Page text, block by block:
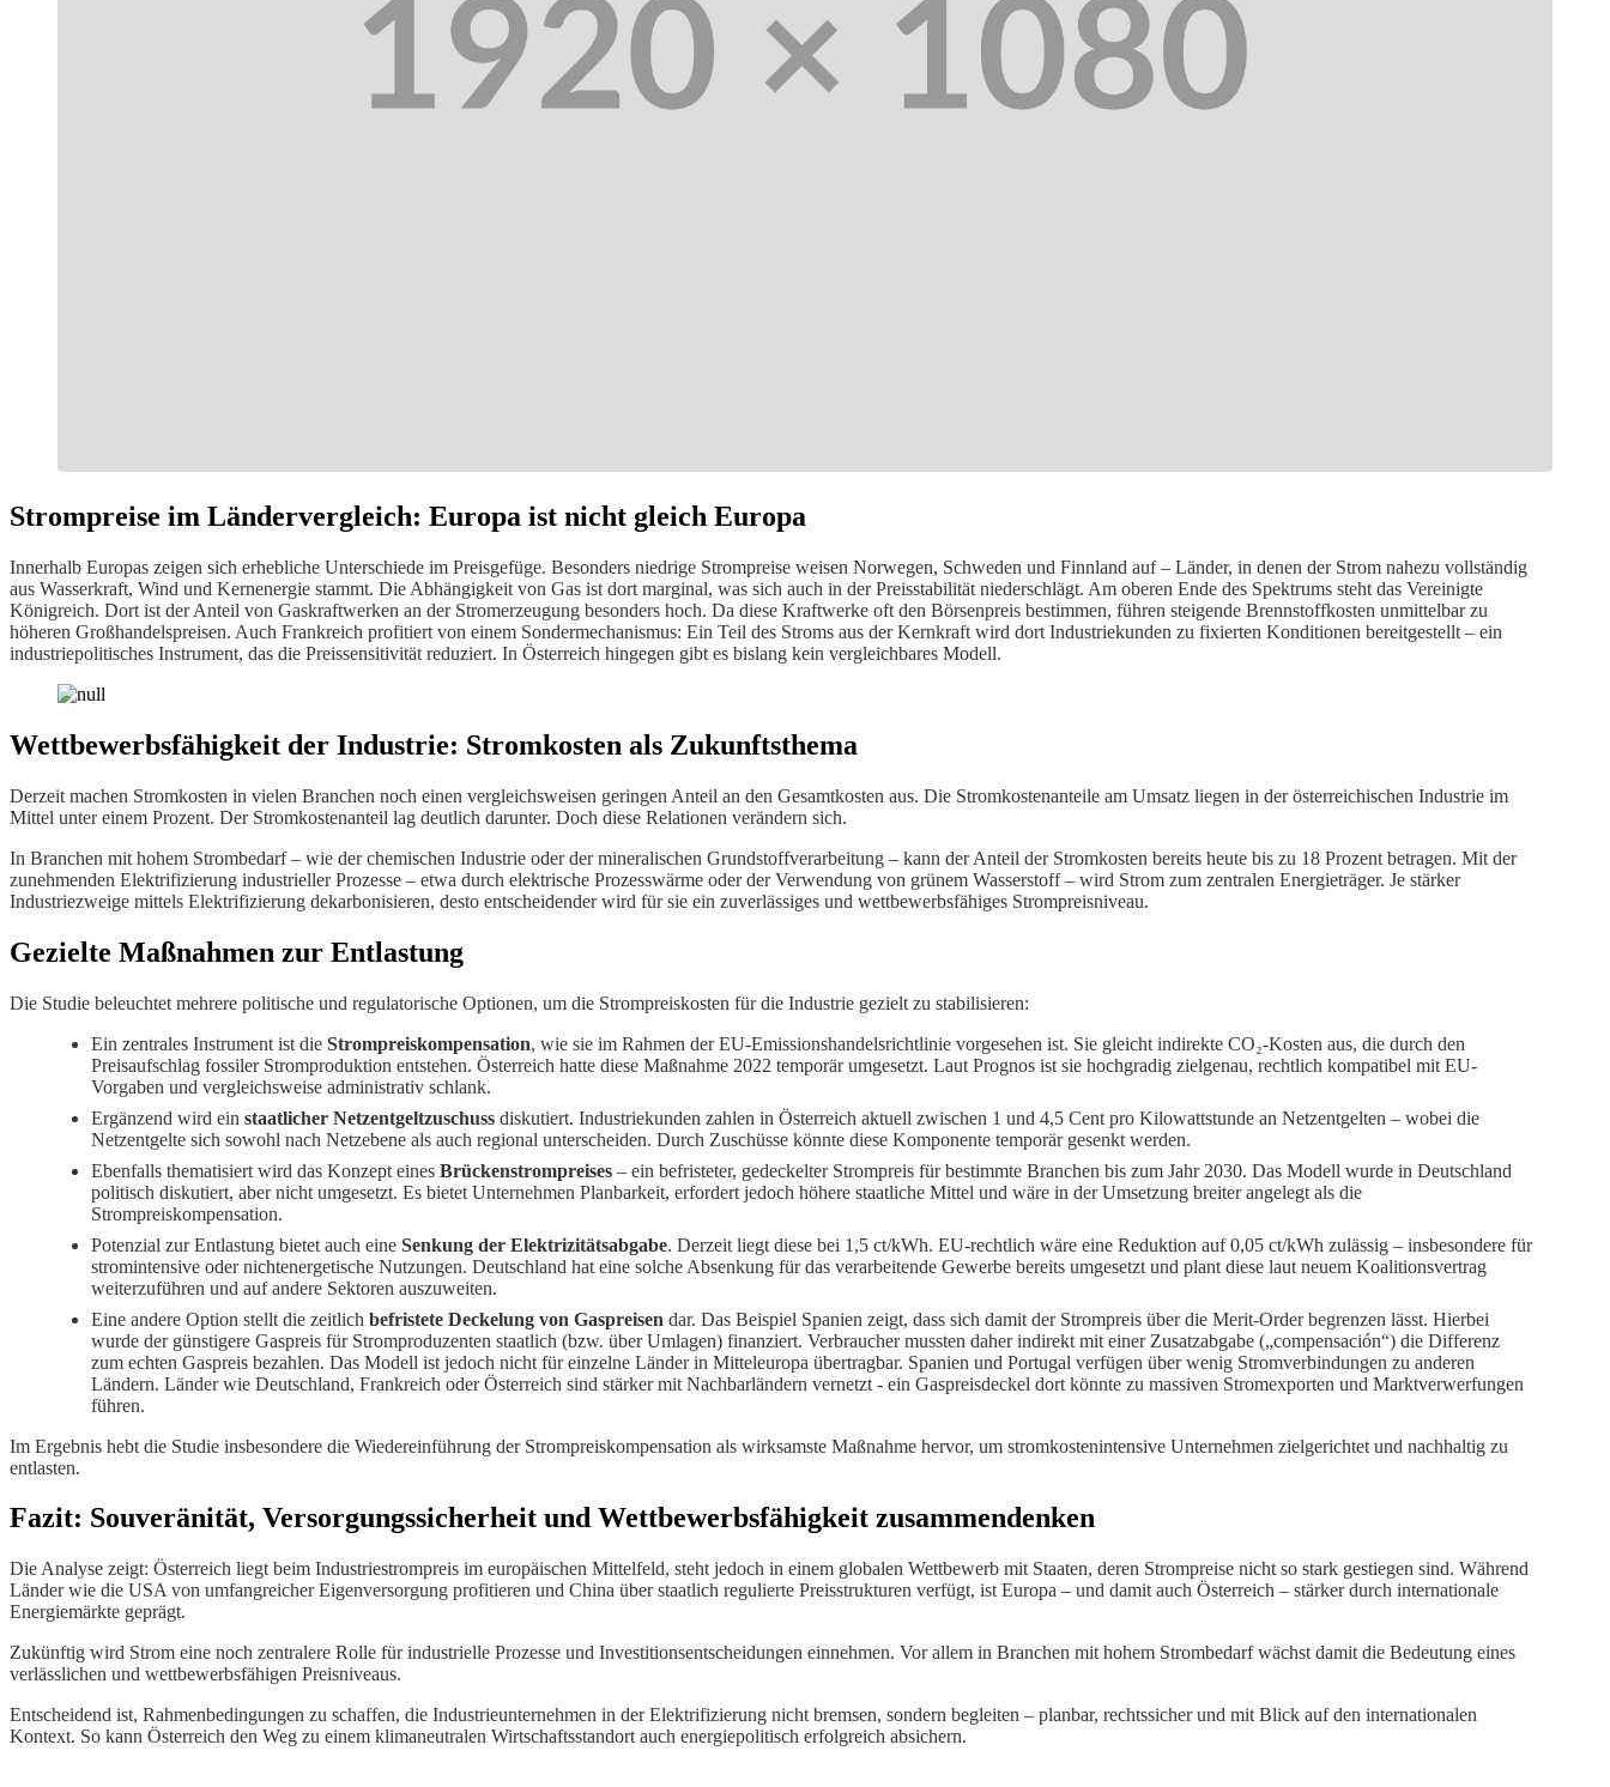
Strompreise im Ländervergleich: Europa ist nicht gleich Europa
Innerhalb Europas zeigen sich erhebliche Unterschiede im Preisgefüge. Besonders niedrige Strompreise weisen Norwegen, Schweden und Finnland auf – Länder, in denen der Strom nahezu vollständig
aus Wasserkraft, Wind und Kernenergie stammt. Die Abhängigkeit von Gas ist dort marginal, was sich auch in der Preisstabilität niederschlägt. Am oberen Ende des Spektrums steht das Vereinigte
Königreich. Dort ist der Anteil von Gaskraftwerken an der Stromerzeugung besonders hoch. Da diese Kraftwerke oft den Börsenpreis bestimmen, führen steigende Brennstoffkosten unmittelbar zu
höheren Großhandelspreisen. Auch Frankreich profitiert von einem Sondermechanismus: Ein Teil des Stroms aus der Kernkraft wird dort Industriekunden zu fixierten Konditionen bereitgestellt – ein
industriepolitisches Instrument, das die Preissensitivität reduziert. In Österreich hingegen gibt es bislang kein vergleichbares Modell.
Wettbewerbsfähigkeit der Industrie: Stromkosten als Zukunftsthema
Derzeit machen Stromkosten in vielen Branchen noch einen vergleichsweisen geringen Anteil an den Gesamtkosten aus. Die Stromkostenanteile am Umsatz liegen in der österreichischen Industrie im
Mittel unter einem Prozent. Der Stromkostenanteil lag deutlich darunter. Doch diese Relationen verändern sich.
In Branchen mit hohem Strombedarf – wie der chemischen Industrie oder der mineralischen Grundstoffverarbeitung – kann der Anteil der Stromkosten bereits heute bis zu 18 Prozent betragen. Mit der
zunehmenden Elektrifizierung industrieller Prozesse – etwa durch elektrische Prozesswärme oder der Verwendung von grünem Wasserstoff – wird Strom zum zentralen Energieträger. Je stärker
Industriezweige mittels Elektrifizierung dekarbonisieren, desto entscheidender wird für sie ein zuverlässiges und wettbewerbsfähiges Strompreisniveau.
Gezielte Maßnahmen zur Entlastung
Die Studie beleuchtet mehrere politische und regulatorische Optionen, um die Strompreiskosten für die Industrie gezielt zu stabilisieren:
Ein zentrales Instrument ist die Strompreiskompensation, wie sie im Rahmen der EU-Emissionshandelsrichtlinie vorgesehen ist. Sie gleicht indirekte CO₂-Kosten aus, die durch den
Preisaufschlag fossiler Stromproduktion entstehen. Österreich hatte diese Maßnahme 2022 temporär umgesetzt. Laut Prognos ist sie hochgradig zielgenau, rechtlich kompatibel mit EU-
Vorgaben und vergleichsweise administrativ schlank.
Ergänzend wird ein staatlicher Netzentgeltzuschuss diskutiert. Industriekunden zahlen in Österreich aktuell zwischen 1 und 4,5 Cent pro Kilowattstunde an Netzentgelten – wobei die
Netzentgelte sich sowohl nach Netzebene als auch regional unterscheiden. Durch Zuschüsse könnte diese Komponente temporär gesenkt werden.
Ebenfalls thematisiert wird das Konzept eines Brückenstrompreises – ein befristeter, gedeckelter Strompreis für bestimmte Branchen bis zum Jahr 2030. Das Modell wurde in Deutschland
politisch diskutiert, aber nicht umgesetzt. Es bietet Unternehmen Planbarkeit, erfordert jedoch höhere staatliche Mittel und wäre in der Umsetzung breiter angelegt als die
Strompreiskompensation.
Potenzial zur Entlastung bietet auch eine Senkung der Elektrizitätsabgabe. Derzeit liegt diese bei 1,5 ct/kWh. EU-rechtlich wäre eine Reduktion auf 0,05 ct/kWh zulässig – insbesondere für
stromintensive oder nichtenergetische Nutzungen. Deutschland hat eine solche Absenkung für das verarbeitende Gewerbe bereits umgesetzt und plant diese laut neuem Koalitionsvertrag
weiterzuführen und auf andere Sektoren auszuweiten.
Eine andere Option stellt die zeitlich befristete Deckelung von Gaspreisen dar. Das Beispiel Spanien zeigt, dass sich damit der Strompreis über die Merit-Order begrenzen lässt. Hierbei
wurde der günstigere Gaspreis für Stromproduzenten staatlich (bzw. über Umlagen) finanziert. Verbraucher mussten daher indirekt mit einer Zusatzabgabe („compensación“) die Differenz
zum echten Gaspreis bezahlen. Das Modell ist jedoch nicht für einzelne Länder in Mitteleuropa übertragbar. Spanien und Portugal verfügen über wenig Stromverbindungen zu anderen
Ländern. Länder wie Deutschland, Frankreich oder Österreich sind stärker mit Nachbarländern vernetzt - ein Gaspreisdeckel dort könnte zu massiven Stromexporten und Marktverwerfungen
führen.
Im Ergebnis hebt die Studie insbesondere die Wiedereinführung der Strompreiskompensation als wirksamste Maßnahme hervor, um stromkostenintensive Unternehmen zielgerichtet und nachhaltig zu
entlasten.
Fazit: Souveränität, Versorgungssicherheit und Wettbewerbsfähigkeit zusammendenken
Die Analyse zeigt: Österreich liegt beim Industriestrompreis im europäischen Mittelfeld, steht jedoch in einem globalen Wettbewerb mit Staaten, deren Strompreise nicht so stark gestiegen sind. Während
Länder wie die USA von umfangreicher Eigenversorgung profitieren und China über staatlich regulierte Preisstrukturen verfügt, ist Europa – und damit auch Österreich – stärker durch internationale
Energiemärkte geprägt.
Zukünftig wird Strom eine noch zentralere Rolle für industrielle Prozesse und Investitionsentscheidungen einnehmen. Vor allem in Branchen mit hohem Strombedarf wächst damit die Bedeutung eines
verlässlichen und wettbewerbsfähigen Preisniveaus.
Entscheidend ist, Rahmenbedingungen zu schaffen, die Industrieunternehmen in der Elektrifizierung nicht bremsen, sondern begleiten – planbar, rechtssicher und mit Blick auf den internationalen
Kontext. So kann Österreich den Weg zu einem klimaneutralen Wirtschaftsstandort auch energiepolitisch erfolgreich absichern.